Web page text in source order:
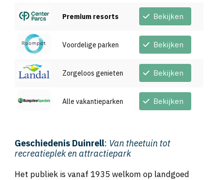
Premium resorts Bekijken
Voordelige parken Bekijken
Zorgeloos genieten Bekijken
Alle vakantieparken Bekijken
Geschiedenis Duinrell: Van theetuin tot
recreatieplek en attractiepark
Het publiek is vanaf 1935 welkom op landgoed